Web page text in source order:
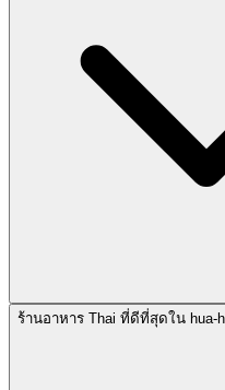
ร้านอาหาร Thai ที่ดีที่สุดใน hua-